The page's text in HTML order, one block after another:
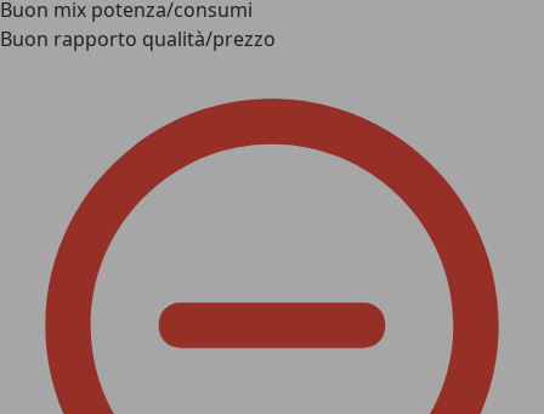
Buon mix potenza/consumi
Buon rapporto qualità/prezzo